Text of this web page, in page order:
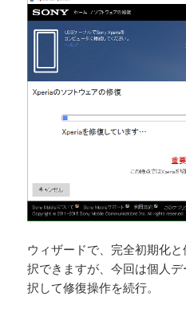
ウィザードで、完全初期化
択できますが、今回は個人
択して修復操作を続行。